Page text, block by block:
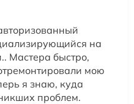
на
Мастера быстро,
мою
я знаю, куда
проблем.